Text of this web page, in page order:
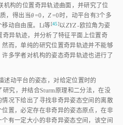
机构的位置奇异轨迹曲面，并研究了位
，得出当θ=0，Z=0时，动平台有3个多
移动自由度。Li等[45]以ZYZ‑欧拉角为姿
奇异轨迹，并分析了特征平面上位置奇
而，单纯的研究位置奇异轨迹并不能够
多学者对机构的姿态奇异轨迹也进行了
述动平台的姿态，对给定位置时的
研究，并结合Sturm原理和二分法，在没
况下给出了寻找非奇异姿态空间的离散
置，必定存在非奇异的姿态原点，在非
有一定大小的非奇异姿态空间，该空间